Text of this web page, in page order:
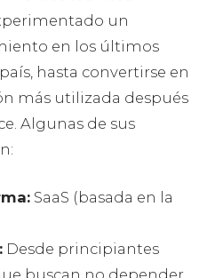
un
en los últimos
hasta convertirse en
más utilizada después
Algunas de sus
SaaS (basada en la
Desde principiantes
buscan no depender